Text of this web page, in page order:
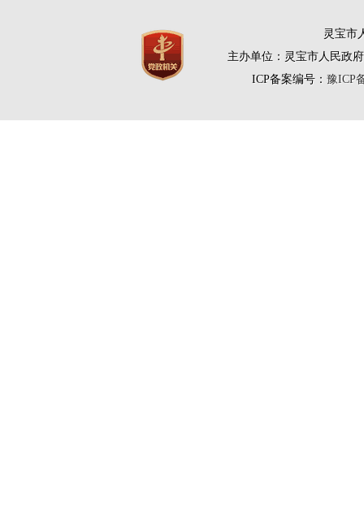
灵宝市
主办单位：灵宝市人民政
ICP备案编号： 豫ICP